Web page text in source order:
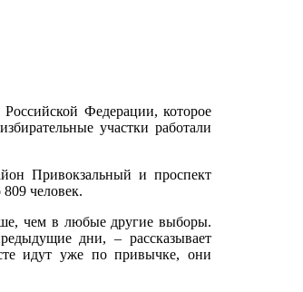
Федерации, которое
участки работали
Привокзальный и проспект
человек.
чем в любые другие выборы.
дни, – рассказывает
идут уже по привычке, они